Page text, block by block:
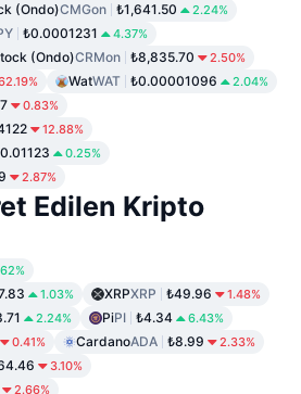
(Ondo)CMGon ₺1,641.50 2.24%
₺0.0001231 4.37%
(Ondo)CRMon ₺8,835.70 2.50%
WatWAT ₺0.00001096 2.04%
0.83%
12.88%
0.25%
2.87%
Edilen Kripto
1.03% XRPXRP ₺49.96 1.48%
2.24% PiPI ₺4.34 6.43%
0.41% CardanoADA ₺8.99 2.33%
3.10%
2.66%